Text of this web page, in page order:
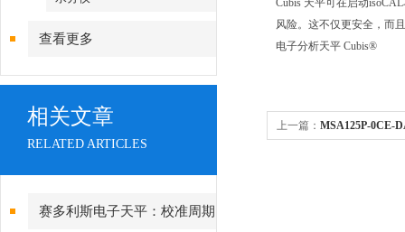
查看更多
相关文章
RELATED ARTICLES
赛多利斯电子天平：校准周期
Cubis 天平可在启动
风险。这不仅更安全，而
电子分析天平 Cubis®
上一篇： MSA125P-0CE-